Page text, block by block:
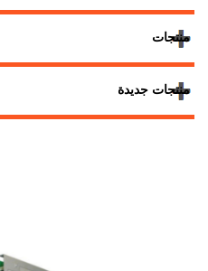
منتجات
منتجات جديدة